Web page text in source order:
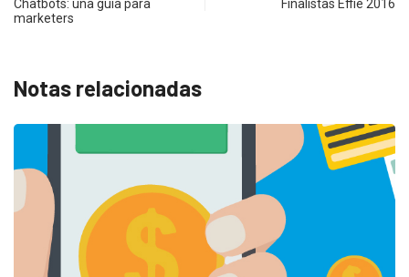
Chatbots: una guía para
marketers
Finalistas Effie 2016
Notas relacionadas